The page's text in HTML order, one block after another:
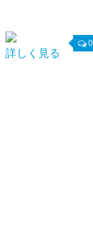
0
詳しく見る